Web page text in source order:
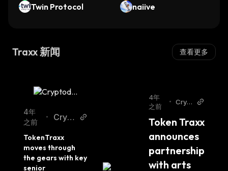
Twin Protocol
naiive
Traxx 新闻 查看更多
4年
之前
•
Crypt
y
TokenTraxx
moves through
the gears with key
senior
4年
之前
• Crypt
y
Token Traxx
announces
partnership
with arts